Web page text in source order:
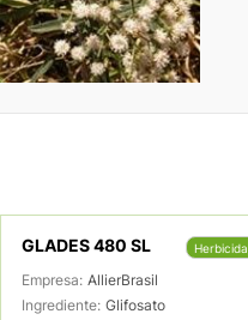
GLADES 480 SL Herbicida
Empresa: AllierBrasil
Ingrediente: Glifosato